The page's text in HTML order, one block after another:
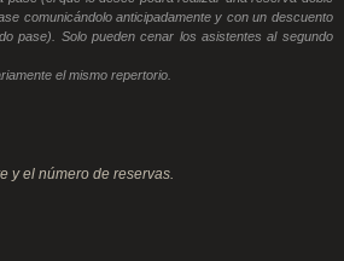
comunicándolo anticipadamente y con un descuento
pase). Solo pueden cenar los asistentes al segundo
el mismo repertorio.
y el número de reservas.